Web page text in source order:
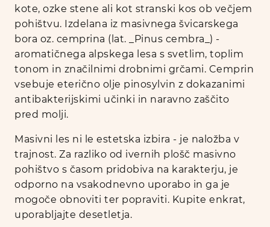
kote, ozke stene ali kot stranski kos ob večjem
pohištvu. Izdelana iz masivnega švicarskega
bora oz. cemprina (lat. _Pinus cembra_) -
aromatičnega alpskega lesa s svetlim, toplim
tonom in značilnimi drobnimi grčami. Cemprin
vsebuje eterično olje pinosylvin z dokazanimi
antibakterijskimi učinki in naravno zaščito
pred molji.
Masivni les ni le estetska izbira - je naložba v
trajnost. Za razliko od ivernih plošč masivno
pohištvo s časom pridobiva na karakterju, je
odporno na vsakodnevno uporabo in ga je
mogoče obnoviti ter popraviti. Kupite enkrat,
uporabljajte desetletja.